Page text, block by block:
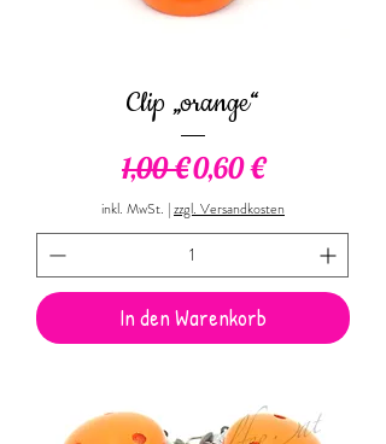
Clip „orange“
Standardpreis
1,00 €Sale-Preis
0,60 €
inkl. MwSt. |zzgl. Versandkosten
In den Warenkorb